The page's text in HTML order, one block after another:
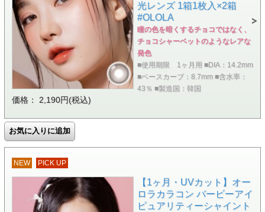
光レンズ 1箱1枚入×2箱
#OLOLA
瞳の色を暗くするチョコではなく、
チョコシャーベットのようなレアな
発色
■使用期限 1ヶ月用 ■DIA：14.2mm
■ベースカーブ：8.7mm ■含水率：
43％ ■製造国：韓国
価格： 2,190円(税込)
NEW PICK UP
【1ヶ月・UVカット】オー
ロラカラコン バービーアイ
ピュアリティーシャイント